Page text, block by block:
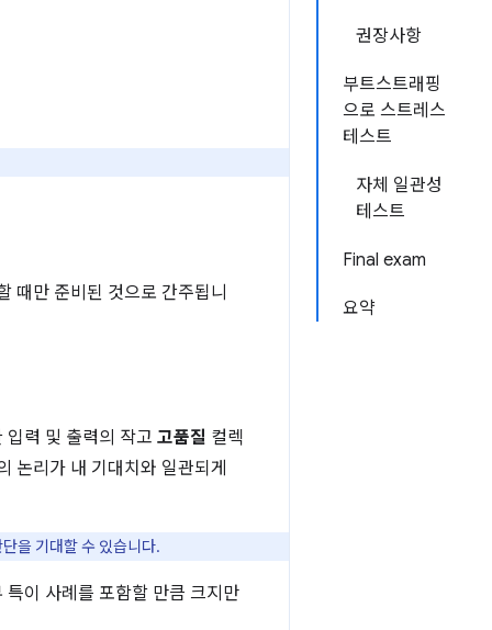
권장사항
부트스트래핑
으로 스트레스
테스트
자체 일관성
테스트
Final exam
요약
때만 준비된 것으로 간주됩니
입력 및 출력의 작고 고품질 컬렉
논리가 내 기대치와 일관되게
을 기대할 수 있습니다.
이 사례를 포함할 만큼 크지만